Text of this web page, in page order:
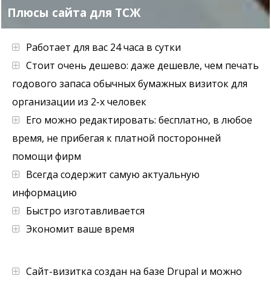
Плюсы сайта для ТСЖ
Работает для вас 24 часа в сутки
Стоит очень дешево: даже дешевле, чем печать
годового запаса обычных бумажных визиток для
организации из 2-х человек
Его можно редактировать: бесплатно, в любое
время, не прибегая к платной посторонней
помощи фирм
Всегда содержит самую актуальную
информацию
Быстро изготавливается
Экономит ваше время
Сайт-визитка создан на базе Drupal и можно